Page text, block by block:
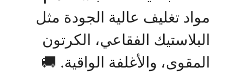
مواد تغليف عالية الجودة مثل
البلاستيك الفقاعي، الكرتون
المقوى، والأغلفة الواقية. 🚚